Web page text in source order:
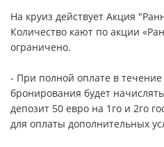
На круиз действует Акция
Количество кают по акции
ограничено.
- При полной оплате в течение
бронирования будет
депозит 50 евро на 1го и 2го
для оплаты дополнительных